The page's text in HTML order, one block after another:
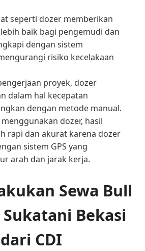
seperti dozer memberikan
baik bagi pengemudi dan
dengan sistem
risiko kecelakaan
proyek, dozer
dalam hal kecepatan
dengan metode manual.
dozer, hasil
rapi dan akurat karena dozer
sistem GPS yang
arah dan jarak kerja.
Sewa Bull
Bekasi
dari CDI